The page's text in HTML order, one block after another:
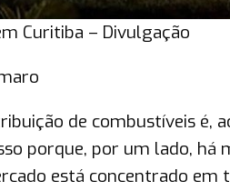
Curitiba – Divulgação
de combustíveis
porque, por um lado, há
está concentrado em